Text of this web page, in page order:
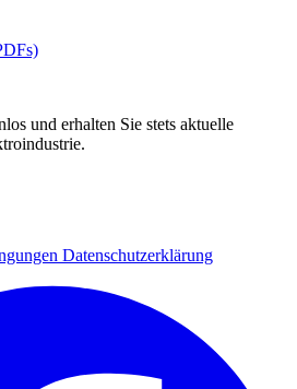
und erhalten Sie stets aktuelle
Datenschutzerklärung